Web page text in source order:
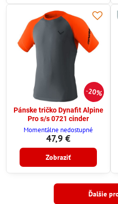
20%
Pánske tričko Dynafit Alpine
Pro s/s 0721 cinder
Momentálne nedostupné
47,9 €
Zobraziť
Ďalšie